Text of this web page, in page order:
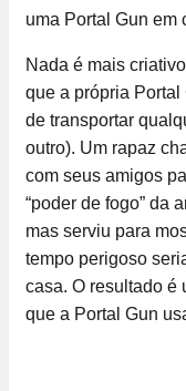
Nada é mais
que a própria
de transportar
outro). Um rapaz
com seus amigos
“poder de fogo” da
mas serviu para
tempo perigoso
casa. O resultado é
que a Portal Gun